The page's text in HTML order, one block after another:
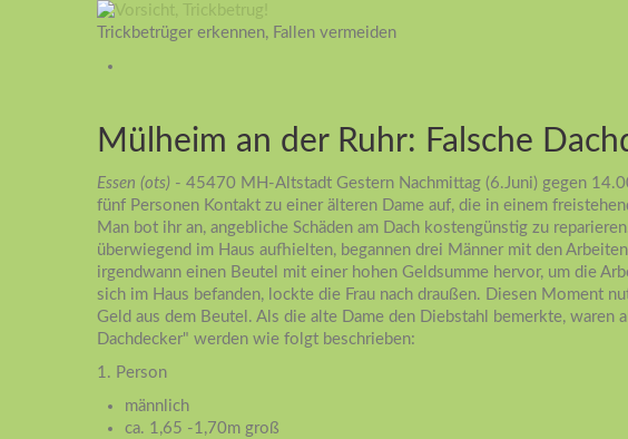
Trickbetrüger erkennen, Fallen vermeiden
Mülheim an der Ruhr: Falsche
Essen (ots) - 45470 MH-Altstadt Gestern Nachmittag (6.Juni) gegen
fünf Personen Kontakt zu einer älteren Dame auf, die in einem
Man bot ihr an, angebliche Schäden am Dach kostengünstig zu
überwiegend im Haus aufhielten, begannen drei Männer mit den
irgendwann einen Beutel mit einer hohen Geldsumme hervor, um die
sich im Haus befanden, lockte die Frau nach draußen. Diesen Moment
Geld aus dem Beutel. Als die alte Dame den Diebstahl bemerkte, waren
Dachdecker" werden wie folgt beschrieben:
1. Person
männlich
ca. 1,65 -1,70m groß